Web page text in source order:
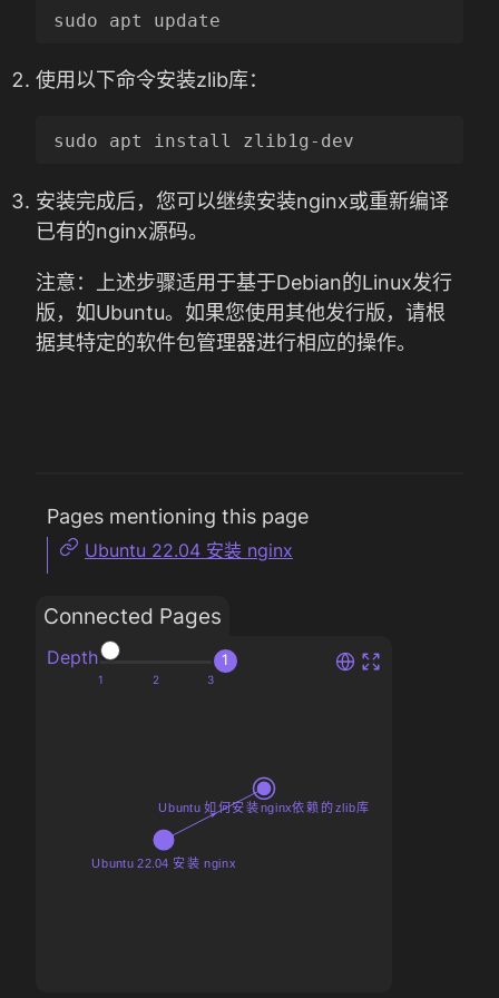
使用以下命令安装zlib库：
安装完成后，您可以继续安装nginx或重新编译
已有的nginx源码。
注意：上述步骤适用于基于Debian的Linux发行
版，如Ubuntu。如果您使用其他发行版，请根
据其特定的软件包管理器进行相应的操作。
Connected Pages
Depth 1
Pages mentioning this page
Ubuntu 22.04 安装 nginx